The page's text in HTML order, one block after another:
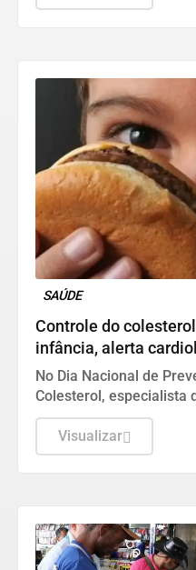
SAÚDE
Controle do
infância, alerta
No Dia Nacional de
Colesterol, especialista
Cardiologia recomenda
anos, alimentação
Também alerta para os
Visualizar